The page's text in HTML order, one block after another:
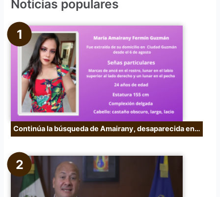
a
o
Noticias populares
Continúa la búsqueda de Amairany, desaparecida en…